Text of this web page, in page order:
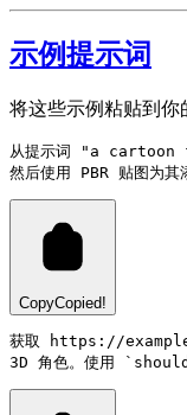
示例提示词
将这些示例粘贴到你
从提示词 "a cartoon
CopyCopied!
获取 https://